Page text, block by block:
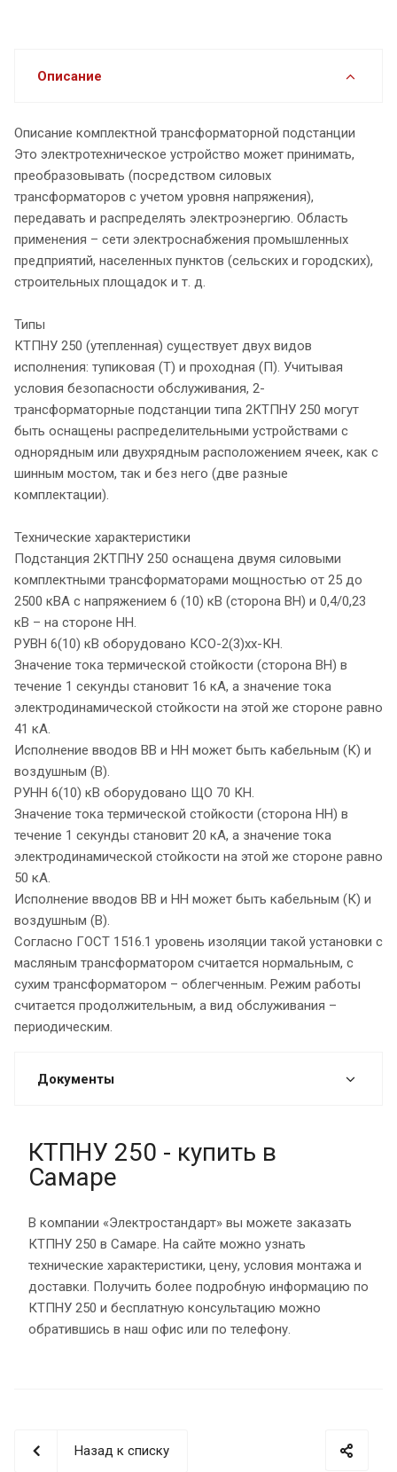
Описание
Описание комплектной трансформаторной подстанции
Это электротехническое устройство может принимать,
преобразовывать (посредством силовых
трансформаторов с учетом уровня напряжения),
передавать и распределять электроэнергию. Область
применения – сети электроснабжения промышленных
предприятий, населенных пунктов (сельских и городских),
строительных площадок и т. д.
Типы
КТПНУ 250 (утепленная) существует двух видов
исполнения: тупиковая (Т) и проходная (П). Учитывая
условия безопасности обслуживания, 2-
трансформаторные подстанции типа 2КТПНУ 250 могут
быть оснащены распределительными устройствами с
однорядным или двухрядным расположением ячеек, как с
шинным мостом, так и без него (две разные
комплектации).
Технические характеристики
Подстанция 2КТПНУ 250 оснащена двумя силовыми
комплектными трансформаторами мощностью от 25 до
2500 кВА с напряжением 6 (10) кВ (сторона ВН) и 0,4/0,23
кВ – на стороне НН.
РУВН 6(10) кВ оборудовано КСО-2(3)хх-КН.
Значение тока термической стойкости (сторона ВН) в
течение 1 секунды становит 16 кА, а значение тока
электродинамической стойкости на этой же стороне равно
41 кА.
Исполнение вводов ВВ и НН может быть кабельным (К) и
воздушным (В).
РУНН 6(10) кВ оборудовано ЩО 70 КН.
Значение тока термической стойкости (сторона НН) в
течение 1 секунды становит 20 кА, а значение тока
электродинамической стойкости на этой же стороне равно
50 кА.
Исполнение вводов ВВ и НН может быть кабельным (К) и
воздушным (В).
Согласно ГОСТ 1516.1 уровень изоляции такой установки с
масляным трансформатором считается нормальным, с
сухим трансформатором – облегченным. Режим работы
считается продолжительным, а вид обслуживания –
периодическим.
Документы
КТПНУ 250 - купить в
Самаре
В компании «Электростандарт» вы можете заказать
КТПНУ 250 в Самаре. На сайте можно узнать
технические характеристики, цену, условия монтажа и
доставки. Получить более подробную информацию по
КТПНУ 250 и бесплатную консультацию можно
обратившись в наш офис или по телефону.
Назад к списку